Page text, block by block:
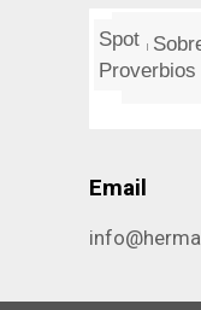
Diez
Diez
Spotlight
Email